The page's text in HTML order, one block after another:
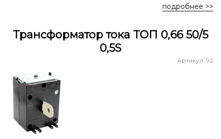
подробнее >>
Трансформатор тока ТОП 0,66 50/5
0,5S
Артикул: 92